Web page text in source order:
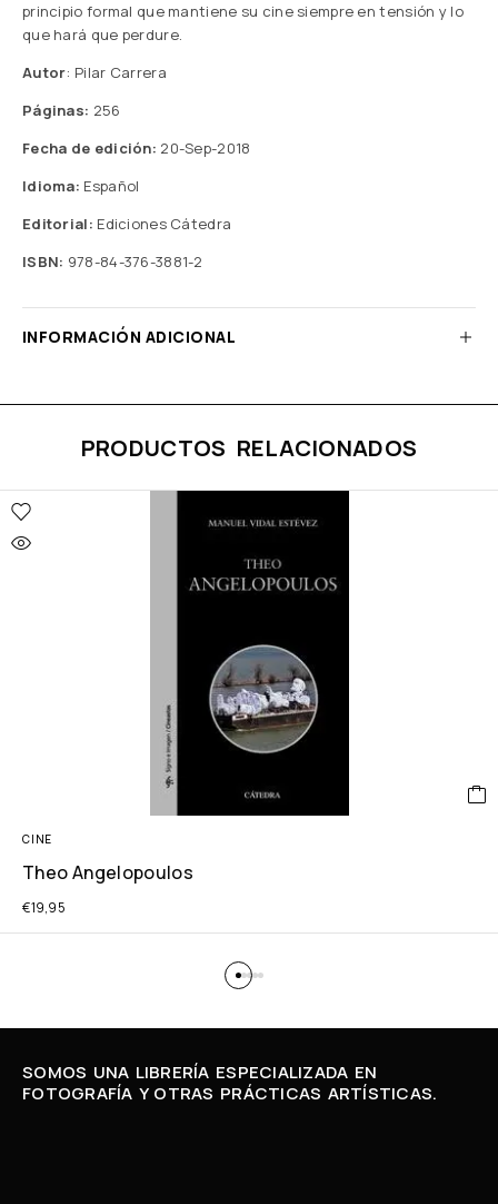
principio formal que mantiene su cine siempre en tensión y lo
que hará que perdure.
Autor: Pilar Carrera
Páginas: 256
Fecha de edición: 20-Sep-2018
Idioma: Español
Editorial: Ediciones Cátedra
ISBN: 978-84-376-3881-2
INFORMACIÓN ADICIONAL
PRODUCTOS RELACIONADOS
CINE
Theo Angelopoulos
€19,95
SOMOS UNA LIBRERÍA ESPECIALIZADA EN
FOTOGRAFÍA Y OTRAS PRÁCTICAS ARTÍSTICAS.